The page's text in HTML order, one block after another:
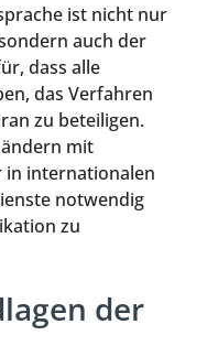
ist nicht nur
auch der
dass alle
das Verfahren
zu beteiligen.
mit
in internationalen
notwendig
zu
der